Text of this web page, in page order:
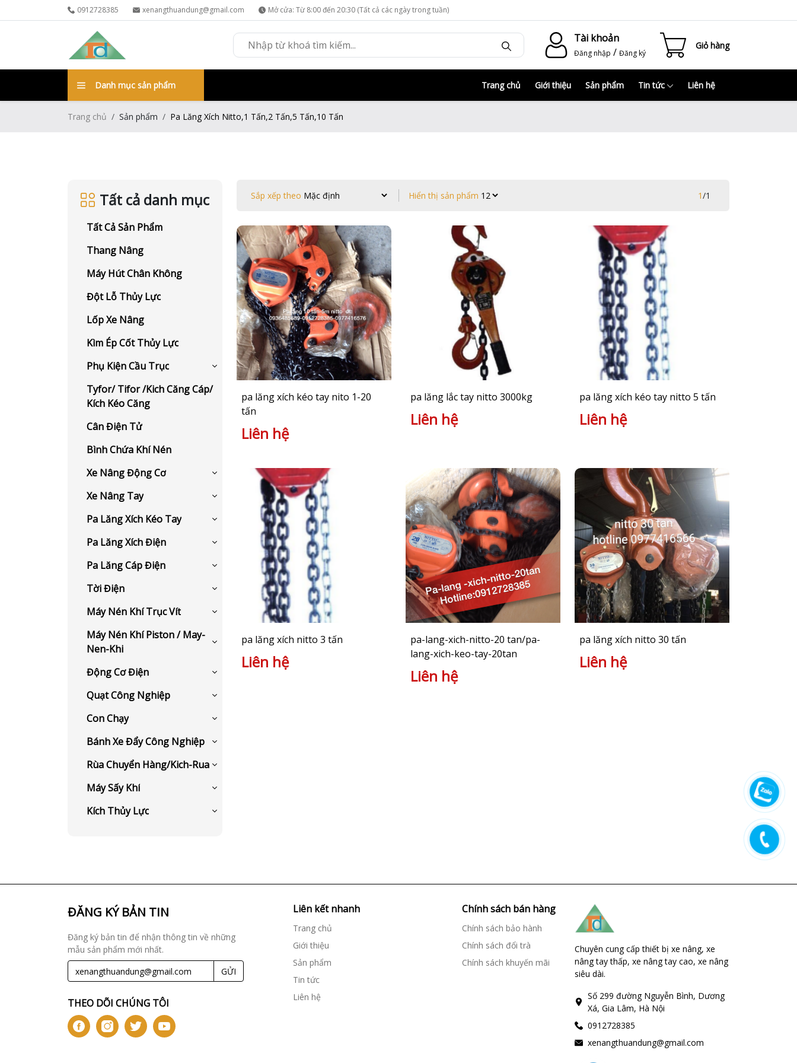
0912728385 xenangthuandung@gmail.com Mở cửa: Từ 8:00 đến 20:30 (Tất cả các ngày trong tuần)
Tài khoản
Đăng nhập / Đăng ký
Giỏ hàng
Danh mục sản phẩm Trang chủ Giới thiệu Sản phẩm Tin tức Liên hệ
Trang chủ Sản phẩm Pa Lăng Xích Nitto,1 Tấn,2 Tấn,5 Tấn,10 Tấn
Tất cả danh mục
Tất Cả Sản Phẩm
Thang Nâng
Máy Hút Chân Không
Đột Lỗ Thủy Lực
Lốp Xe Nâng
Kìm Ép Cốt Thủy Lực
Phụ Kiện Cầu Trục
Tyfor/ Tifor /Kich Căng Cáp/
Kích Kéo Căng
Cân Điện Tử
Bình Chứa Khí Nén
Xe Nâng Động Cơ
Xe Nâng Tay
Pa Lăng Xích Kéo Tay
Pa Lăng Xích Điện
Pa Lăng Cáp Điện
Tời Điện
Máy Nén Khí Trục Vít
Máy Nén Khí Piston / May-
Nen-Khi
Động Cơ Điện
Quạt Công Nghiệp
Con Chạy
Bánh Xe Đẩy Công Nghiệp
Rùa Chuyển Hàng/Kich-Rua
Máy Sấy Khí
Kích Thủy Lực
Sắp xếp theo Hiển thị sản phẩm 1/1
pa lăng xích kéo tay nito 1-20
tấn
Liên hệ
pa lăng lắc tay nitto 3000kg
Liên hệ
pa lăng xích kéo tay nitto 5 tấn
Liên hệ
pa lăng xích nitto 3 tấn
Liên hệ
pa-lang-xich-nitto-20 tan/pa-
lang-xich-keo-tay-20tan
Liên hệ
pa lăng xích nitto 30 tấn
Liên hệ
ĐĂNG KÝ BẢN TIN
Đăng ký bản tin để nhận thông tin về những
mẫu sản phẩm mới nhất.
GỬI
THEO DÕI CHÚNG TÔI
Liên kết nhanh
Trang chủ
Giới thiệu
Sản phẩm
Tin tức
Liên hệ
Chính sách bán hàng
Chính sách bảo hành
Chính sách đổi trà
Chính sách khuyến mãi
Chuyên cung cấp thiết bị xe nâng, xe
nâng tay thấp, xe nâng tay cao, xe nâng
siêu dài.
Số 299 đường Nguyễn Bình, Dương
Xá, Gia Lâm, Hà Nội
0912728385
xenangthuandung@gmail.com